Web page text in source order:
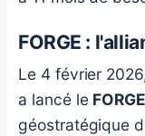
FORGE :
Le 4 février
a lancé le FORGE
géostratégique